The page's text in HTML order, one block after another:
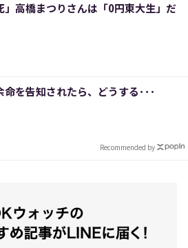
」高橋まつりさんは「0円東大生」だ
命を告知されたら、どうする･･･
Recommended by